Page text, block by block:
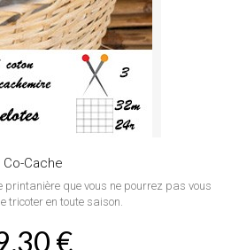
Co-Cache
printanière que vous ne pourrez pas vous
tricoter en toute saison.
€